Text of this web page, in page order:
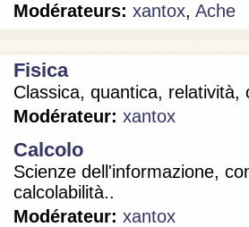
Modérateurs: xantox, Ache
Fisica
Classica, quantica, relatività,
Modérateur: xantox
Calcolo
Scienze dell'informazione,
calcolabilità..
Modérateur: xantox